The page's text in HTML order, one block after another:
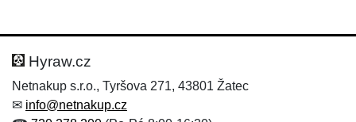
Hodnocení:
Jméno:
Hyraw.cz
Netnakup s.r.o., Tyršova 271, 43801 Žatec
✉ info@netnakup.cz